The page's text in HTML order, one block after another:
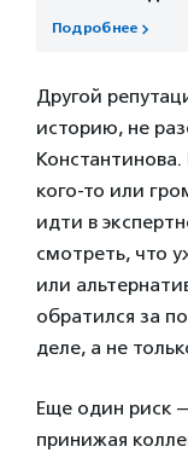
Подробнее
Другой
историю, не
кого-то или
идти в
смотреть, что
или
обратился за
деле, а не
Еще один риск
принижая